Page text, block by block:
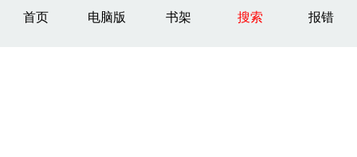
首页 电脑版 书架 搜索 报错